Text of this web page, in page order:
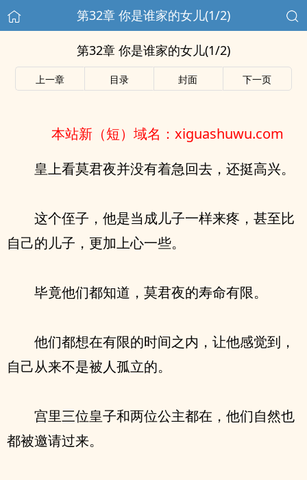
第32章 你是谁家的女儿(1/2)
第32章 你是谁家的女儿(1/2)
上一章 目录 封面 下一页
本站新（短）域名：xiguashuwu.com
皇上看莫君夜并没有着急回去，还挺高兴。
这个侄子，他是当成儿子一样来疼，甚至比
自己的儿子，更加上心一些。
毕竟他们都知道，莫君夜的寿命有限。
他们都想在有限的时间之内，让他感觉到，
自己从来不是被人孤立的。
宫里三位皇子和两位公主都在，他们自然也
都被邀请过来。